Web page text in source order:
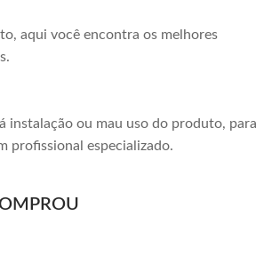
aqui você encontra os melhores
instalação ou mau uso do produto, para
profissional especializado.